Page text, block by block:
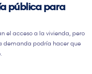
pública para
el acceso a la vivienda, pero
demanda podría hacer que